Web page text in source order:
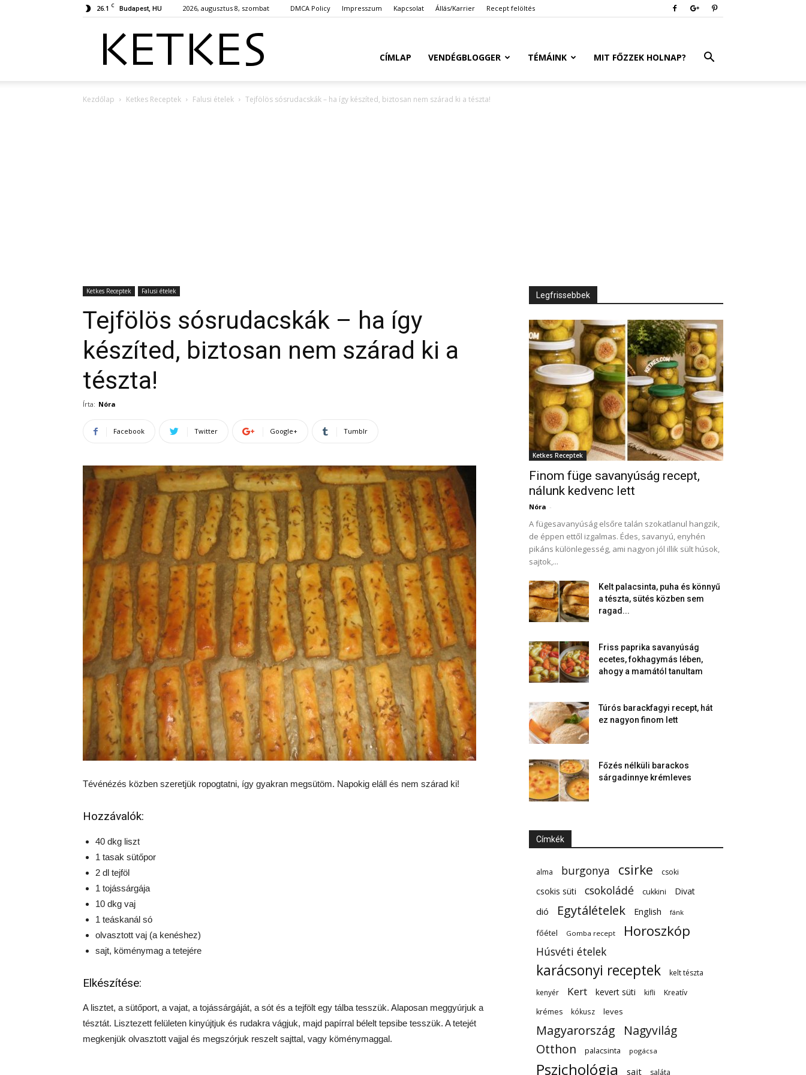
26.1 C Budapest, HU 2026, augusztus 8, szombat DMCA Policy Impresszum Kapcsolat Állás/Karrier Recept felöltés
CÍMLAP VENDÉGBLOGGER TÉMÁINK MIT FŐZZEK HOLNAP?
Kezdőlap Ketkes Receptek Falusi ételek Tejfölös sósrudacskák – ha így készíted, biztosan nem szárad ki a tészta!
Ketkes Receptek Falusi ételek
Tejfölös sósrudacskák – ha így
készíted, biztosan nem szárad ki a
tészta!
Írta: Nóra
Facebook Twitter Google+ Tumblr
Tévénézés közben szeretjük ropogtatni, így gyakran megsütöm. Napokig eláll és nem szárad ki!
Hozzávalók:
40 dkg liszt
1 tasak sütőpor
2 dl tejföl
1 tojássárgája
10 dkg vaj
1 teáskanál só
olvasztott vaj (a kenéshez)
sajt, köménymag a tetejére
Elkészítése:
A lisztet, a sütőport, a vajat, a tojássárgáját, a sót és a tejfölt egy tálba tesszük. Alaposan meggyúrjuk a
tésztát. Lisztezett felületen kinyújtjuk és rudakra vágjuk, majd papírral bélelt tepsibe tesszük. A tetejét
megkenjük olvasztott vajjal és megszórjuk reszelt sajttal, vagy köménymaggal.
Legfrissebbek
Ketkes Receptek
Finom füge savanyúság recept,
nálunk kedvenc lett
Nóra -
A fügesavanyúság elsőre talán szokatlanul hangzik,
de éppen ettől izgalmas. Édes, savanyú, enyhén
pikáns különlegesség, ami nagyon jól illik sült húsok,
sajtok,...
Kelt palacsinta, puha és könnyű
a tészta, sütés közben sem
ragad...
Friss paprika savanyúság
ecetes, fokhagymás lében,
ahogy a mamától tanultam
Túrós barackfagyi recept, hát
ez nagyon finom lett
Főzés nélküli barackos
sárgadinnye krémleves
Címkék
alma burgonya csirke csoki
csokis süti csokoládé cukkini Divat
dió Egytálételek English fánk
főétel Gomba recept Horoszkóp
Húsvéti ételek
karácsonyi receptek
kelt tészta
kenyér
Kert kevert süti kifli
Kreatív
krémes
kókusz leves
Magyarország
Nagyvilág
Otthon
palacsinta pogácsa
Pszichológia sajt saláta